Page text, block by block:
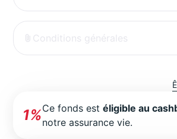
Conditions générales
1%Ce fonds estéligible au
notre assurance vie.